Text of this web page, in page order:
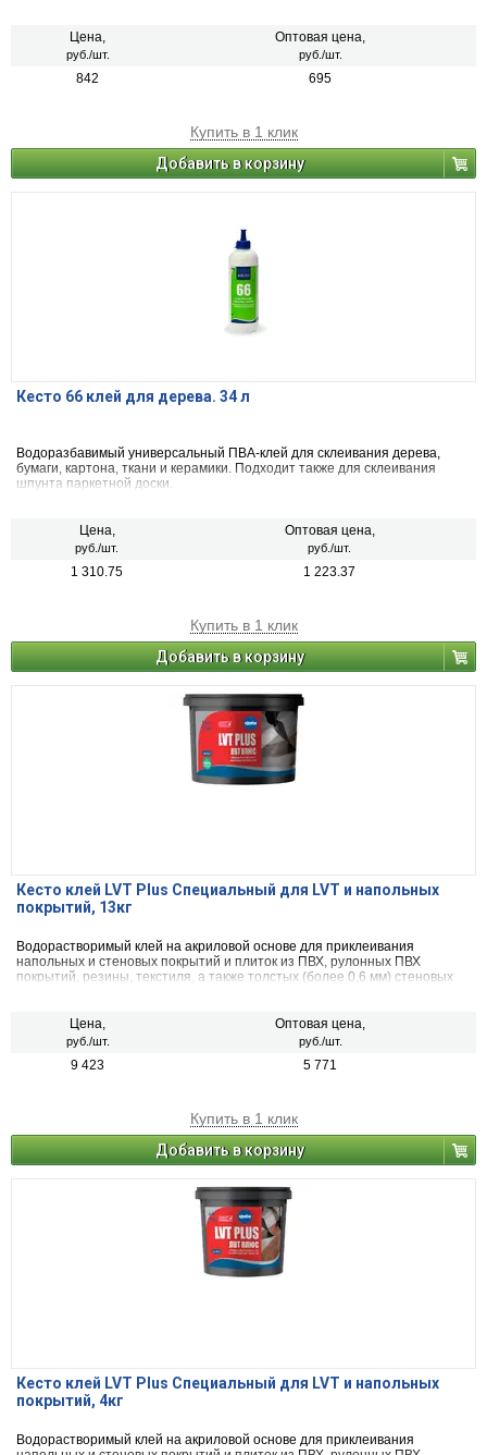
пластмассовых облицовок для стен толщиной более, чем 0,6 мм.
Цена,
руб./шт.
Оптовая цена,
руб./шт.
842 695
Купить в 1 клик
Добавить в корзину
Кесто 66 клей для дерева. 34 л
Водоразбавимый универсальный ПВА-клей для склеивания дерева,
бумаги, картона, ткани и керамики. Подходит также для склеивания
шпунта паркетной доски.
Цена,
руб./шт.
Оптовая цена,
руб./шт.
1 310.75 1 223.37
Купить в 1 клик
Добавить в корзину
Кесто клей LVT Plus Специальный для LVT и напольных
покрытий, 13кг
Водорастворимый клей на акриловой основе для приклеивания
напольных и стеновых покрытий и плиток из ПВХ, рулонных ПВХ
покрытий, резины, текстиля, а также толстых (более 0,6 мм) стеновых
Цена,
руб./шт.
Оптовая цена,
руб./шт.
9 423 5 771
Купить в 1 клик
Добавить в корзину
Кесто клей LVT Plus Специальный для LVT и напольных
покрытий, 4кг
Водорастворимый клей на акриловой основе для приклеивания